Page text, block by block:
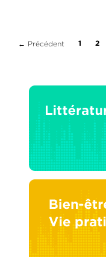
← Précédent 1 2